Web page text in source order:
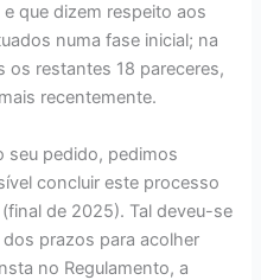
que dizem respeito aos
numa fase inicial; na
os restantes 18 pareceres,
recentemente.
seu pedido, pedimos
concluir este processo
de 2025). Tal deveu-se
prazos para acolher
no Regulamento, a